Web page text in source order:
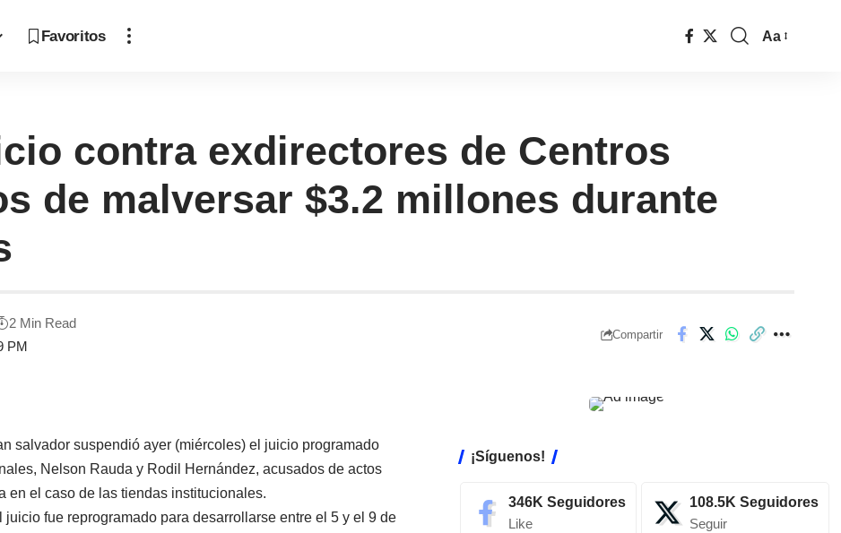
Favoritos Aa
contra exdirectores de Centros
de malversar $3.2 millones durante
PM
2 Min Read
Compartir
salvador suspendió ayer (miércoles) el juicio programado
Nelson Rauda y Rodil Hernández, acusados de actos
en el caso de las tiendas institucionales.
fue reprogramado para desarrollarse entre el 5 y el 9 de
¡Síguenos!
346K Seguidores
Like
108.5K Seguidores
Seguir